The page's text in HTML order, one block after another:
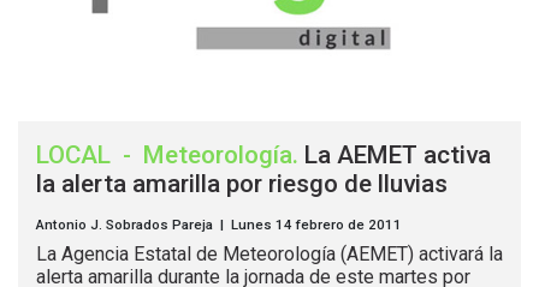
LOCAL - Meteorología. La AEMET activa
la alerta amarilla por riesgo de lluvias
Antonio J. Sobrados Pareja | Lunes 14 febrero de 2011
La Agencia Estatal de Meteorología (AEMET) activará la
alerta amarilla durante la jornada de este martes por